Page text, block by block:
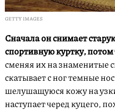
GETTY IMAGES
Сначала он снимает
спортивную куртку,
сменяя их на знаменитые
скатывает с ног темные
шелушащуюся кожу на
наступает черед куцего,